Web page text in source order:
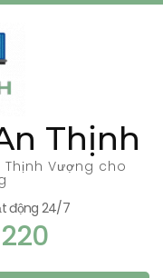
Thịnh
Vượng cho
động 24/7